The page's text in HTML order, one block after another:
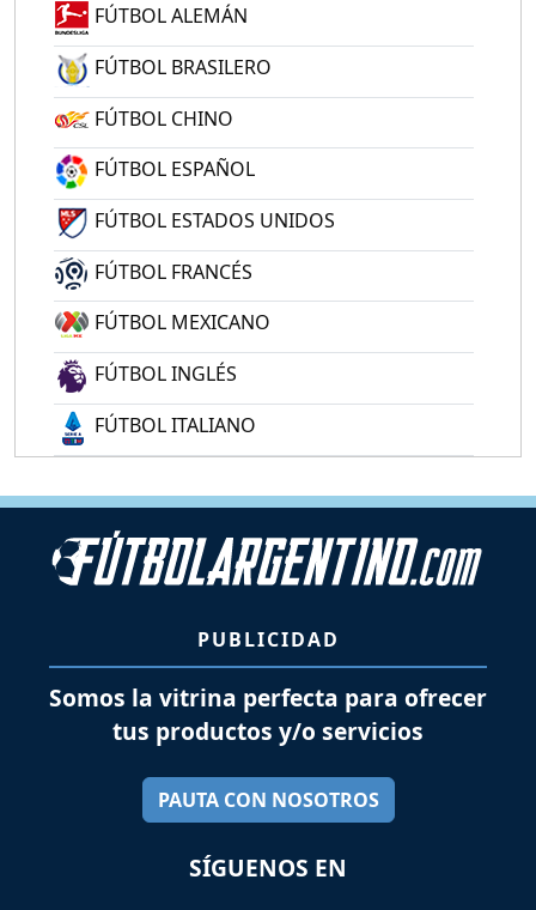
FÚTBOL ALEMÁN
FÚTBOL BRASILERO
FÚTBOL CHINO
FÚTBOL ESPAÑOL
FÚTBOL ESTADOS UNIDOS
FÚTBOL FRANCÉS
FÚTBOL MEXICANO
FÚTBOL INGLÉS
FÚTBOL ITALIANO
PUBLICIDAD
Somos la vitrina perfecta para ofrecer
tus productos y/o servicios
PAUTA CON NOSOTROS
SÍGUENOS EN